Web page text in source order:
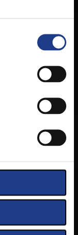
ÉRTESÜLHESSEN
VAGY IDE KATTINTVA :